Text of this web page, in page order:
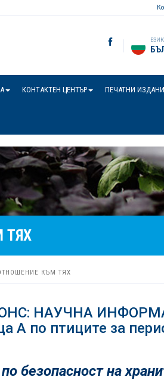
ЕЗИК
КОНТАКТЕН ЦЕНТЪР ПЕЧАТНИ
ТЯХ
КЪМ ТЯХ
НАУЧНА
А по птиците за
безопасност на